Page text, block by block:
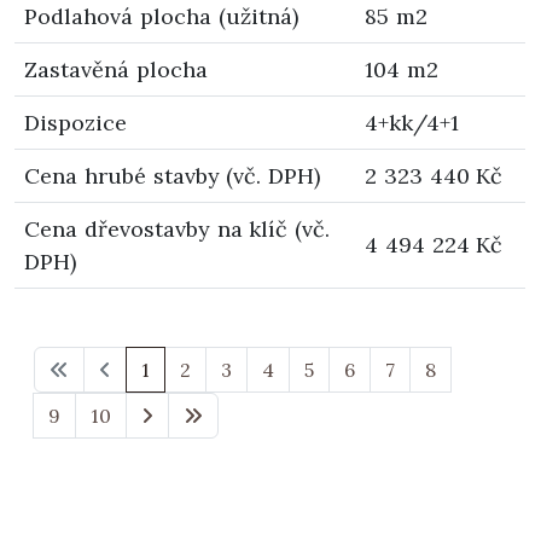
Podlahová plocha (užitná)
85 m2
Zastavěná plocha
104 m2
Dispozice
4+kk/4+1
Cena hrubé stavby (vč. DPH)
2 323 440 Kč
Cena dřevostavby na klíč (vč.
DPH)
4 494 224 Kč
1 2 3 4 5 6 7
8
9
10